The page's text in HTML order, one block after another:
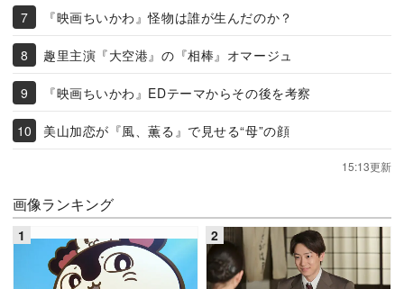
『映画ちいかわ』怪物は誰が生んだのか？
趣里主演『大空港』の『相棒』オマージュ
『映画ちいかわ』EDテーマからその後を考察
美山加恋が『風、薫る』で見せる“母”の顔
15:13更新
画像ランキング